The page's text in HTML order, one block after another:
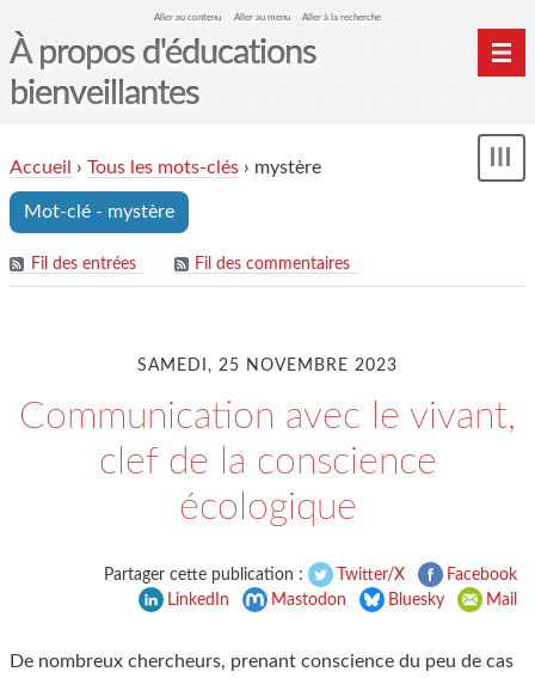
Aller au contenu Aller au menu Aller à la recherche
À propos d'éducations
bienveillantes
Archives
Mon monde du cheval
Accueil › Tous les mots-clés › mystère
Mot-clé - mystère
Fil des entrées Fil des commentaires
SAMEDI, 25 NOVEMBRE 2023
Communication avec le vivant,
clef de la conscience
écologique
Partager cette publication : Twitter/X
Facebook
LinkedIn
Mastodon Bluesky Mail
De nombreux chercheurs, prenant conscience du peu de cas